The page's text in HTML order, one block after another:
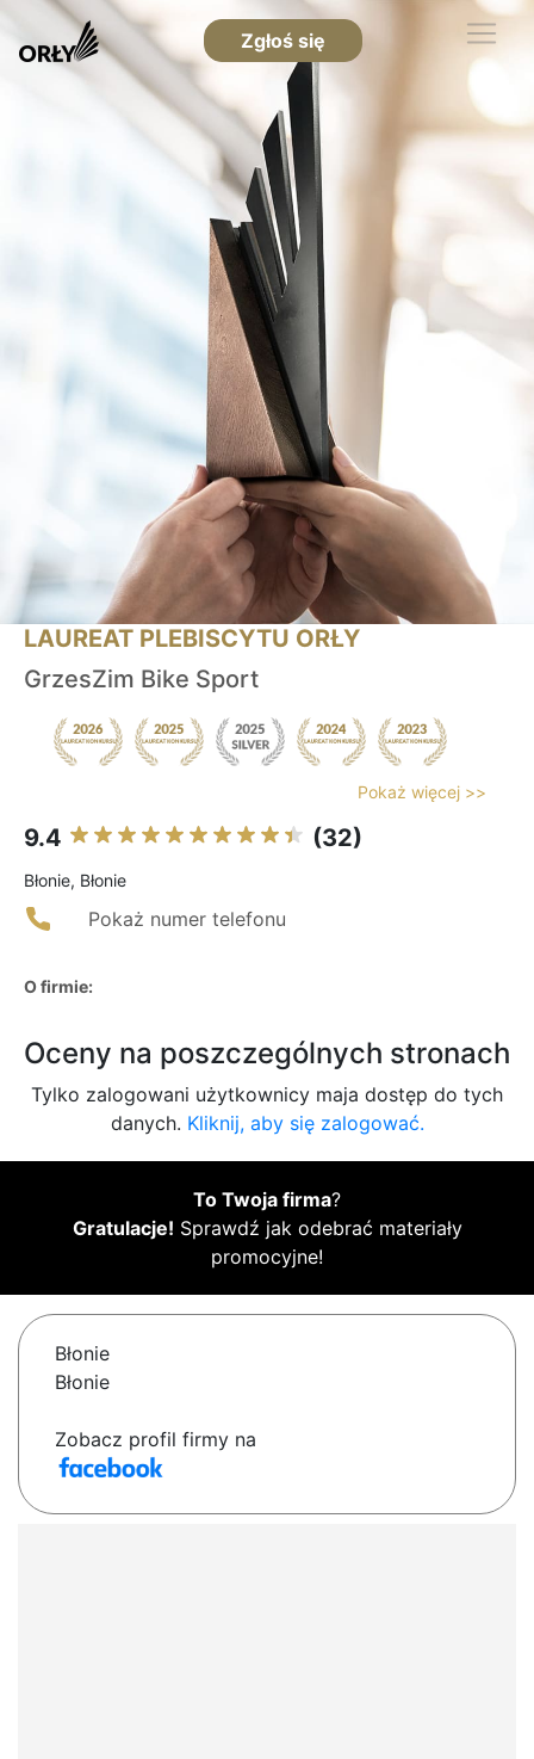
Zgłoś się
LAUREAT PLEBISCYTU ORŁY
GrzesZim Bike Sport
Pokaż więcej >>
9.4 (32)
Błonie, Błonie
Pokaż numer telefonu
O firmie:
Oceny na poszczególnych stronach
Tylko zalogowani użytkownicy maja dostęp do tych
danych. Kliknij, aby się zalogować.
To Twoja firma?
Gratulacje! Sprawdź jak odebrać materiały
promocyjne!
Błonie
Błonie
Zobacz profil firmy na